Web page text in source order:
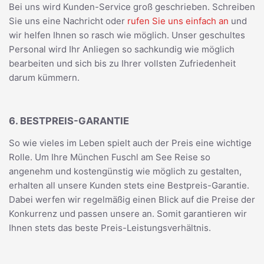
Bei uns wird Kunden-Service groß geschrieben. Schreiben
Sie uns eine Nachricht oder rufen Sie uns einfach an und
wir helfen Ihnen so rasch wie möglich. Unser geschultes
Personal wird Ihr Anliegen so sachkundig wie möglich
bearbeiten und sich bis zu Ihrer vollsten Zufriedenheit
darum kümmern.
6. BESTPREIS-GARANTIE
So wie vieles im Leben spielt auch der Preis eine wichtige
Rolle. Um Ihre München Fuschl am See Reise so
angenehm und kostengünstig wie möglich zu gestalten,
erhalten all unsere Kunden stets eine Bestpreis-Garantie.
Dabei werfen wir regelmäßig einen Blick auf die Preise der
Konkurrenz und passen unsere an. Somit garantieren wir
Ihnen stets das beste Preis-Leistungsverhältnis.